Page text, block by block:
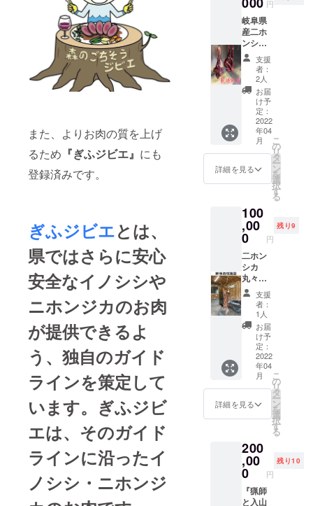
また、よりお肉の質を上げ
るため 『ぎふジビエ』 にも
登録済みです。
ぎふジビエとは、
県ではさらに安心
安全なイノシシや
ニホンジカのお肉
が提供できるよ
う、独自のガイド
ラインを策定して
います。ぎふジビ
エは、そのガイド
ラインに沿ったイ
ノシシ・ニホンジ
など
嬉しい
声も届
きま
す。是
非お試
しあ
れ！
鹿の角
は歯の
健康に
も良い
と思い
ます。
安心し
て遊ば
せて下
ギー表
示：な
し 野生
獣肉解
体処理
Bambi
オリジ
ナルス
テッ
カー1枚
二ホン
シカ角
のカー
ド立て
１つ ※
理し、
生食は
お控え
くださ
い。 ※
冷蔵ま
たは
クール
便にて
お送り
いたし
ます。
円
岐阜県
産二ホ
ンシカ
のブ
ロック
容量目
安：ブ
ロック
肉５０
０g ■主
な原材
料 ・シ
カ肉
（冷凍
存） ■
アレル
ギー表
示：な
し 野生
獣肉解
体処理
Bambi
オリジ
ナルス
テッ
カー1枚
二ホン
シカ角
のカー
ド立て
１つ 二
ホンシ
カ角付
１つ ※
精肉は
十分に
加熱調
理し、
生食は
支援
者：
2人
お届
け予
定：
2022
年04
月
詳細を見る
こ
の
リ
タ
ー
ン
を
選
択
す
る
100
,00
0 円
残り9
二ホン
シカ
丸々１
頭！
（そん
なのう
ちの冷
蔵庫に
入らな
い！
ご安心
くださ
い。お
肉は部
位ごと
て毎月
ごとに
お送り
いたし
ます。
4月、肩
支援
者：
1人
お届
け予
定：
2022
年04
月
詳細を見る
こ
の
リ
タ
ー
ン
を
選
択
す
る
200
,00
0 円
残り10
『猟師
と入山